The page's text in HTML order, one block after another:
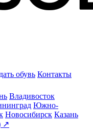
обувь Контакты
Владивосток
Южно-
Новосибирск Казань
↗